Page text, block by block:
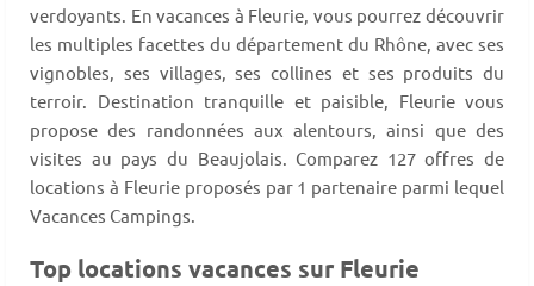
verdoyants. En vacances à Fleurie, vous pourrez découvrir
les multiples facettes du département du Rhône, avec ses
vignobles, ses villages, ses collines et ses produits du
terroir. Destination tranquille et paisible, Fleurie vous
propose des randonnées aux alentours, ainsi que des
visites au pays du Beaujolais. Comparez 127 offres de
locations à Fleurie proposés par 1 partenaire parmi lequel
Vacances Campings.
Top locations vacances sur Fleurie